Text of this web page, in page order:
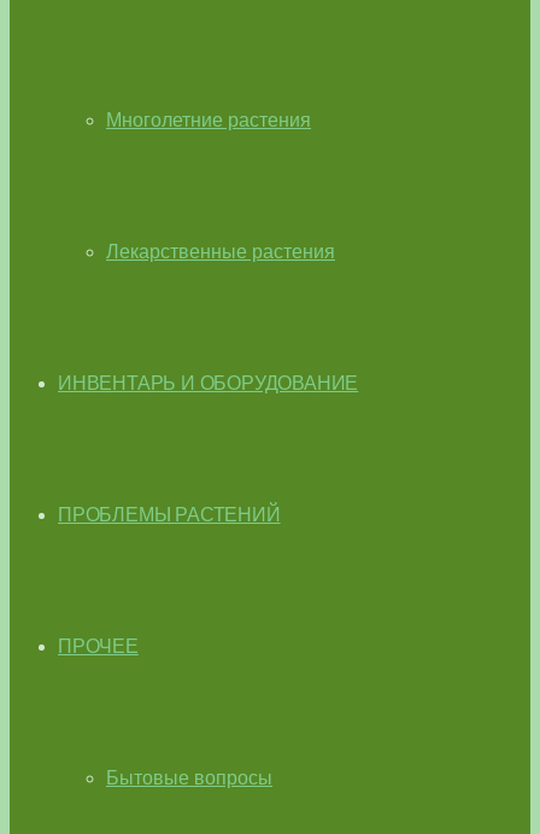
Многолетние растения
Лекарственные растения
ИНВЕНТАРЬ И ОБОРУДОВАНИЕ
ПРОБЛЕМЫ РАСТЕНИЙ
ПРОЧЕЕ
Бытовые вопросы